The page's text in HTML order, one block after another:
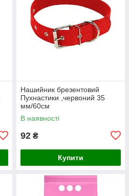
Нашийник брезентовий
Пухнастики ,червоний 35
мм/60см
В наявності
92 ₴
Купити